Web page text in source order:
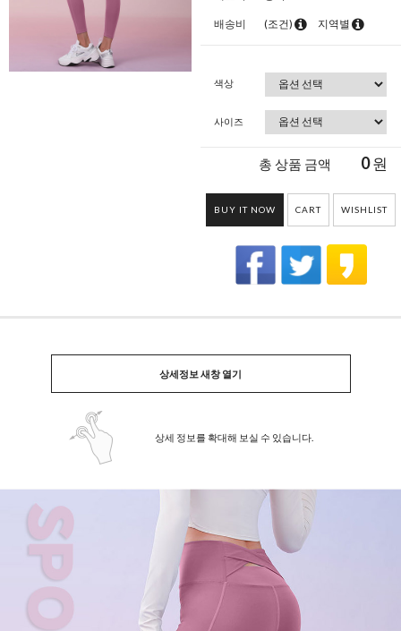
배송비 (조건) 지역별
색상
사이즈
총 상품 금액 0원
BUY IT NOW CART WISHLIST
상세정보 새창 열기
상세 정보를 확대해 보실 수 있습니다.